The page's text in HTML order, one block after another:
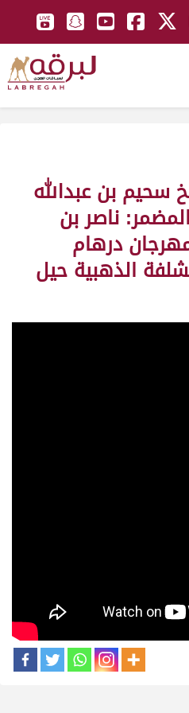
سحيم بن عبدالله
ناصر بن
درهام
٣/٥/٢٠٠٥) الشلفة الذهبية حيل